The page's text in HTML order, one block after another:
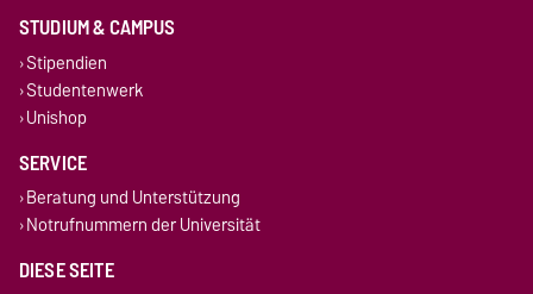
STUDIUM & CAMPUS
Stipendien
Studentenwerk
Unishop
SERVICE
Beratung und Unterstützung
Notrufnummern der Universität
DIESE SEITE